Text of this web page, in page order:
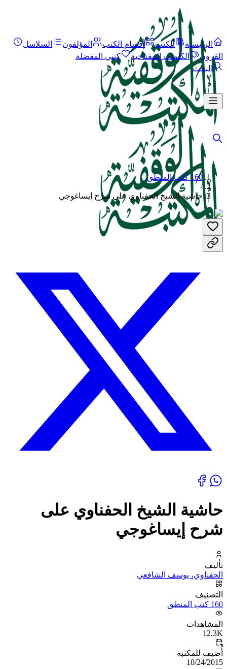
الرئيسية الكتب أقسام الكتب المؤلفون
السلاسل
القرون
الكلمات المفتاحية
كتبي المفضلة
البحث
160 كتب المنطق
/
حاشية الشيخ الحفناوي على شرح إيساغوجي
حاشية الشيخ الحفناوي على
شرح إيساغوجي
تأليف
الحفناوي، يوسف الشافعي
التصنيف
160 كتب المنطق
المشاهدات
12.3K
أُضيف للمكتبة
10/24/2015